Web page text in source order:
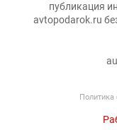
публикация
avtopodarok.ru